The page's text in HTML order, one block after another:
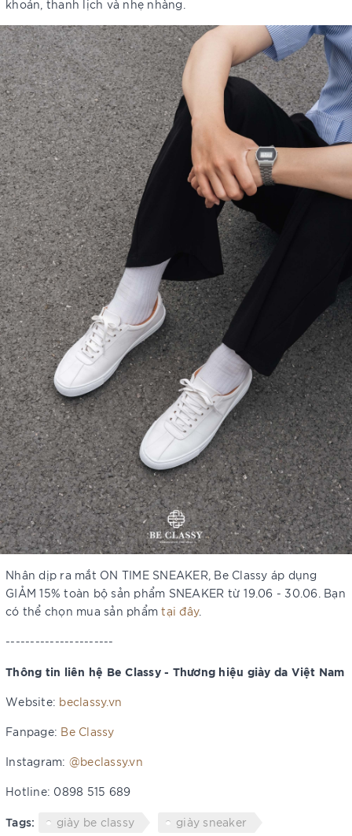
khoán, thanh lịch và nhẹ nhàng.
Nhân dịp ra mắt ON TIME SNEAKER, Be Classy áp dụng
GIẢM 15% toàn bộ sản phẩm SNEAKER từ 19.06 - 30.06. Bạn
có thể chọn mua sản phẩmtại đây.
----------------------
Thông tin liên hệ Be Classy - Thương hiệu giày da Việt Nam
Website: beclassy.vn
Fanpage: Be Classy
Instagram: @beclassy.vn
Hotline: 0898 515 689
Tags: giày be classy
giày sneaker